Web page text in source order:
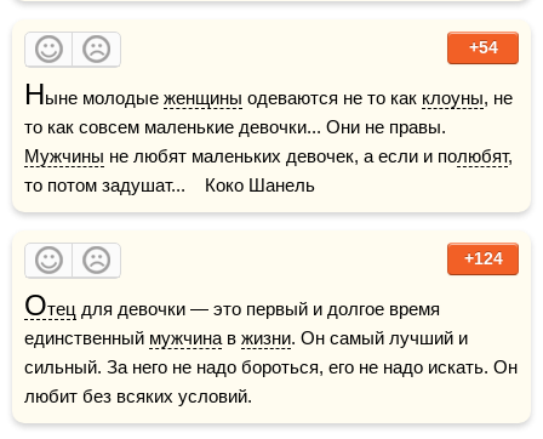
+54
Ныне молодые женщины одеваются не то как клоуны, не
Мужчины не любят маленьких девочек, а если и полюбят,
то потом задушат...    Коко Шанель
+124
Отец для девочки — это первый и долгое время
единственный мужчина в жизни. Он самый лучший и
сильный. За него не надо бороться, его не надо искать. Он
любит без всяких условий.